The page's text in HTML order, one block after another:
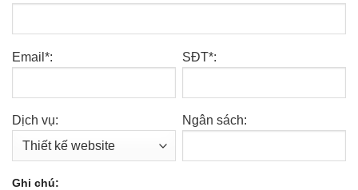
Email*: SĐT*:
Dịch vụ: Ngân sách:
Ghi chú: